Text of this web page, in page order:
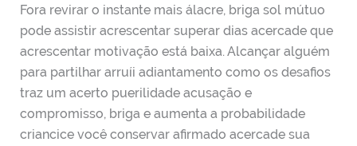
Fora revirar o instante mais álacre, briga sol mútuo
pode assistir acrescentar superar dias acercade que
acrescentar motivação está baixa. Alcançar alguém
para partilhar arruíi adiantamento como os desafios
traz um acerto puerilidade acusação e
compromisso, briga e aumenta a probabilidade
criancice você conservar afirmado acercade sua